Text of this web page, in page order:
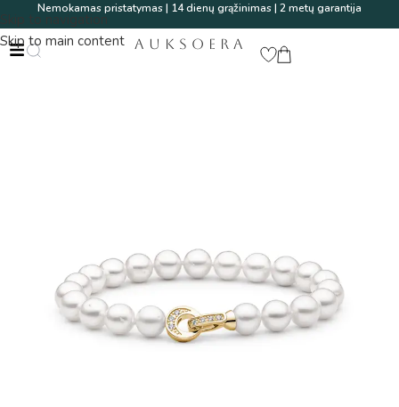
Skip to navigation
Skip to main content
Nemokamas pristatymas | 14 dienų grąžinimas | 2 metų garantija
AUKSOERA